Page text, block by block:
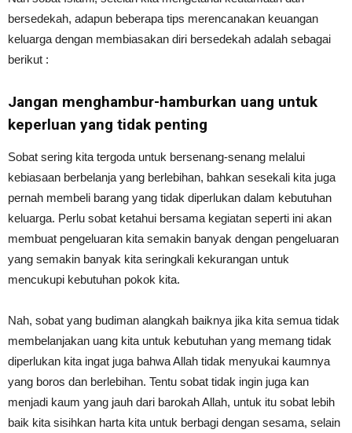
bersedekah, adapun beberapa tips merencanakan keuangan
keluarga dengan membiasakan diri bersedekah adalah sebagai
berikut :
Jangan menghambur-hamburkan uang untuk
keperluan yang tidak penting
Sobat sering kita tergoda untuk bersenang-senang melalui
kebiasaan berbelanja yang berlebihan, bahkan sesekali kita juga
pernah membeli barang yang tidak diperlukan dalam kebutuhan
keluarga. Perlu sobat ketahui bersama kegiatan seperti ini akan
membuat pengeluaran kita semakin banyak dengan pengeluaran
yang semakin banyak kita seringkali kekurangan untuk
mencukupi kebutuhan pokok kita.
Nah, sobat yang budiman alangkah baiknya jika kita semua tidak
membelanjakan uang kita untuk kebutuhan yang memang tidak
diperlukan kita ingat juga bahwa Allah tidak menyukai kaumnya
yang boros dan berlebihan. Tentu sobat tidak ingin juga kan
menjadi kaum yang jauh dari barokah Allah, untuk itu sobat lebih
baik kita sisihkan harta kita untuk berbagi dengan sesama, selain